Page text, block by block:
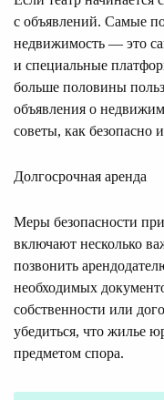
с объявлений. Самые
недвижимость — это
и специальные
больше половины
объявления о
советы, как безопасно
Долгосрочная аренда
Меры безопасности
включают несколько
позвонить
необходимых
собственности или
убедиться, что жилье
предметом спора.